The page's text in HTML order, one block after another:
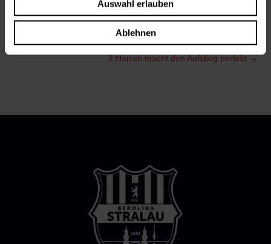
Auswahl erlauben
Ablehnen
Spielberichte 2. Herren
2.Herren macht den Aufstieg perfekt→